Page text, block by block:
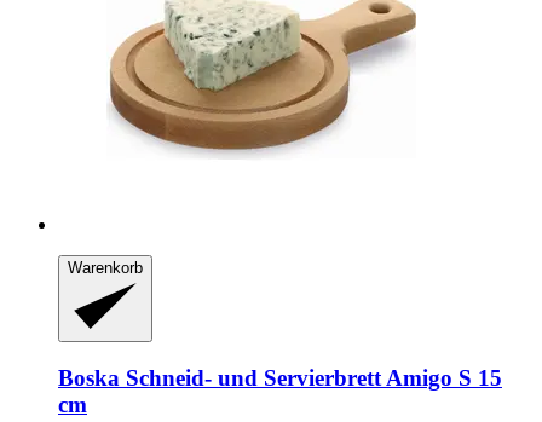
Warenkorb
Boska Schneid-​ und Servierbrett Amigo S 15
cm